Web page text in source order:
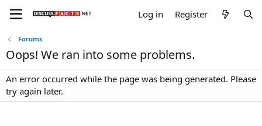
Log in Register
Forums
Oops! We ran into some problems.
An error occurred while the page was being generated. Please
try again later.